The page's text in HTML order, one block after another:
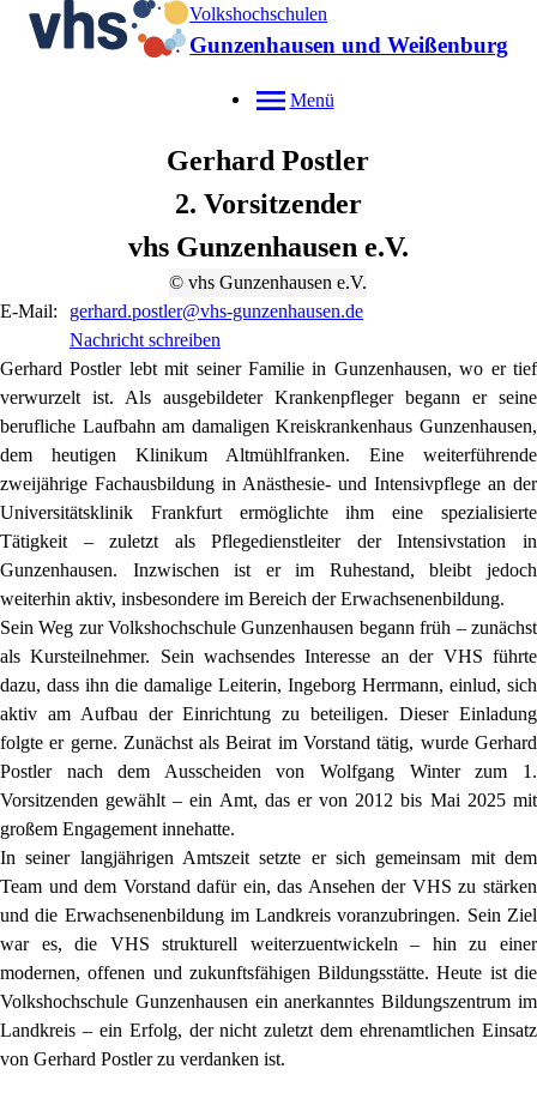
Volkshochschulen
Gunzenhausen und Weißenburg
Menü
GerhardPostler
2. Vorsitzender
vhs Gunzenhausen e.V.
© vhs Gunzenhausen e.V.
E-Mail:
gerhard.postler@vhs-gunzenhausen.de
Nachricht schreiben
Gerhard Postler lebt mit seiner Familie in Gunzenhausen, wo er tief
verwurzelt ist. Als ausgebildeter Krankenpfleger begann er seine
berufliche Laufbahn am damaligen Kreiskrankenhaus Gunzenhausen,
dem heutigen Klinikum Altmühlfranken. Eine weiterführende
zweijährige Fachausbildung in Anästhesie- und Intensivpflege an der
Universitätsklinik Frankfurt ermöglichte ihm eine spezialisierte
Tätigkeit – zuletzt als Pflegedienstleiter der Intensivstation in
Gunzenhausen. Inzwischen ist er im Ruhestand, bleibt jedoch
weiterhin aktiv, insbesondere im Bereich der Erwachsenenbildung.
Sein Weg zur Volkshochschule Gunzenhausen begann früh – zunächst
als Kursteilnehmer. Sein wachsendes Interesse an der VHS führte
dazu, dass ihn die damalige Leiterin, Ingeborg Herrmann, einlud, sich
aktiv am Aufbau der Einrichtung zu beteiligen. Dieser Einladung
folgte er gerne. Zunächst als Beirat im Vorstand tätig, wurde Gerhard
Postler nach dem Ausscheiden von Wolfgang Winter zum 1.
Vorsitzenden gewählt – ein Amt, das er von 2012 bis Mai 2025 mit
großem Engagement innehatte.
In seiner langjährigen Amtszeit setzte er sich gemeinsam mit dem
Team und dem Vorstand dafür ein, das Ansehen der VHS zu stärken
und die Erwachsenenbildung im Landkreis voranzubringen. Sein Ziel
war es, die VHS strukturell weiterzuentwickeln – hin zu einer
modernen, offenen und zukunftsfähigen Bildungsstätte. Heute ist die
Volkshochschule Gunzenhausen ein anerkanntes Bildungszentrum im
Landkreis – ein Erfolg, der nicht zuletzt dem ehrenamtlichen Einsatz
von Gerhard Postler zu verdanken ist.